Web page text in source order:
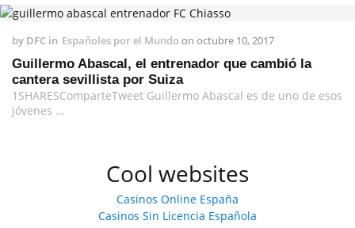
by DFC in Españoles por el Mundo on octubre 10, 2017
Guillermo Abascal, el entrenador que cambió la
cantera sevillista por Suiza
1SHARESComparteTweet Guillermo Abascal es de uno de esos
jóvenes …
Cool websites
Casinos Online España
Casinos Sin Licencia Española